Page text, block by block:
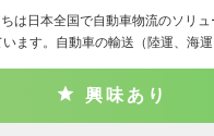
は日本全国で自動車物流のソリ
います。自動車の輸送（陸運、海
興味あり